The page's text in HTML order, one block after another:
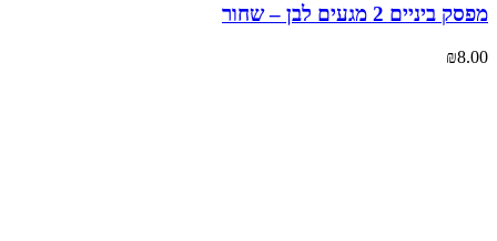
2 מגעים לבן – שחור
₪